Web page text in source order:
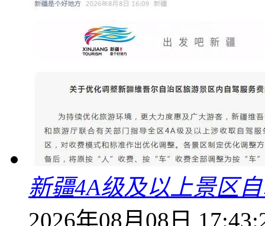
新疆4A级及以上景区
2026年08月08日